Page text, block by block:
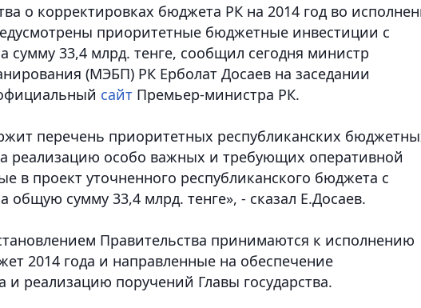
о корректировках бюджета РК на 2014 год во
приоритетные бюджетные инвестиции с
сумму 33,4 млрд. тенге, сообщил сегодня министр
(МЭБП) РК Ерболат Досаев на заседании
сайт Премьер-министра РК.
перечень приоритетных республиканских
реализацию особо важных и требующих оперативной
в проект уточненного республиканского бюджета с
общую сумму 33,4 млрд. тенге», - сказал Е.Досаев.
Правительства принимаются к исполнению
2014 года и направленные на обеспечение
и реализацию поручений Главы государства.